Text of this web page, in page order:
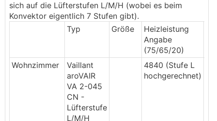
sich auf die Lüfterstufen L/M/H (wobei es beim
Konvektor eigentlich 7 Stufen gibt).
Typ
Größe
Heizleistung
Angabe
(75/65/20)
Wohnzimmer
Vaillant
aroVAIR
VA 2-045
CN -
Lüfterstufe
L/M/H
4840 (Stufe L
hochgerechnet)